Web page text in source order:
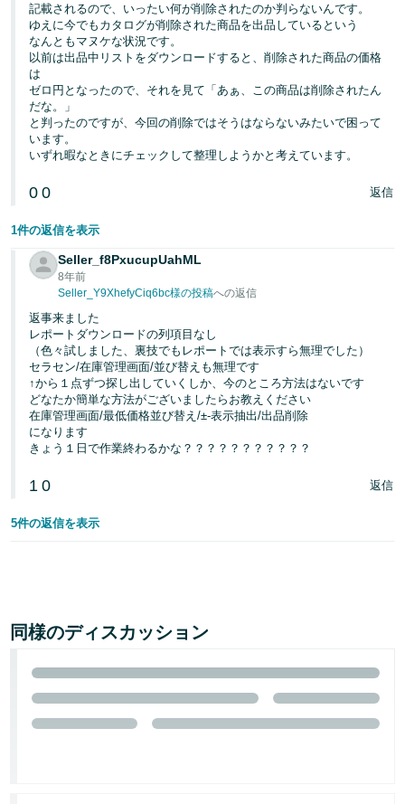
記載されるので、いったい何が削除されたのか判らないんです。
ゆえに今でもカタログが削除された商品を出品しているという
なんともマヌケな状況です。
以前は出品中リストをダウンロードすると、削除された商品の価格
は
ゼロ円となったので、それを見て「あぁ、この商品は削除されたん
だな。」
と判ったのですが、今回の削除ではそうはならないみたいで困って
います。
いずれ暇なときにチェックして整理しようかと考えています。
0 0 返信
1件の返信を表示
Seller_f8PxucupUahML
8年前
Seller_Y9XhefyCiq6bc様の投稿への返信
返事来ました
レポートダウンロードの列項目なし
（色々試しました、裏技でもレポートでは表示すら無理でした）
セラセン/在庫管理画面/並び替えも無理です
↑から１点ずつ探し出していくしか、今のところ方法はないです
どなたか簡単な方法がございましたらお教えください
在庫管理画面/最低価格並び替え/±-表示抽出/出品削除
になります
きょう１日で作業終わるかな？？？？？？？？？？？
1 0 返信
5件の返信を表示
同様のディスカッション